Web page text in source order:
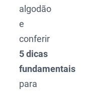
algodão
e
conferir
5 dicas
fundamentais
para